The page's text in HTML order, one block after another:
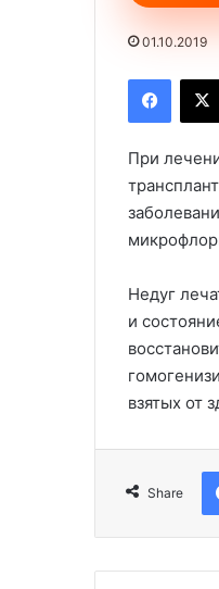
01.10.2019
При
Недуг
и
взятых от
Share